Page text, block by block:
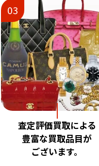
01
お客様に
ご納得いただける査定を
心がけております。